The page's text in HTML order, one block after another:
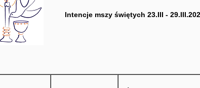
Intencje mszy świętych 23.III -